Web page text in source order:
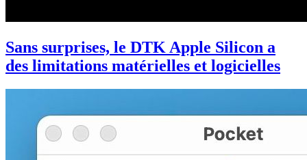
Sans surprises, le DTK Apple Silicon a
des limitations matérielles et logicielles